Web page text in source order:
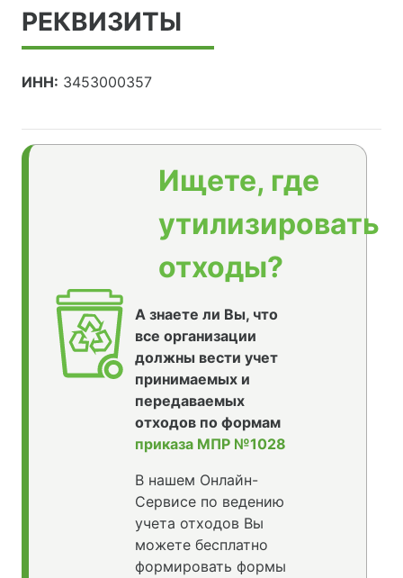
РЕКВИЗИТЫ
ИНН: 3453000357
Ищете, где
утилизировать
отходы?
А знаете ли Вы, что
все организации
должны вести учет
принимаемых и
передаваемых
отходов по формам
приказа МПР №1028
В нашем Онлайн-
Сервисе по ведению
учета отходов Вы
можете бесплатно
формировать формы